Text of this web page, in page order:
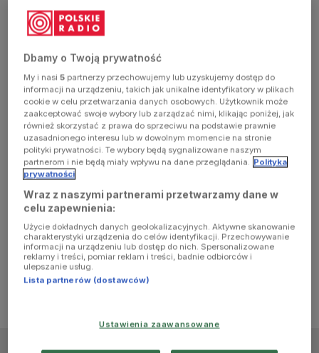
exception
has
occurred
(see the
browser
console for
more
information)
Dbamy o Twoją prywatność
My i nasi5 partnerzy przechowujemy lub uzyskujemy dostęp do
informacji na urządzeniu, takich jak unikalne identyfikatory w plikach
cookie w celu przetwarzania danych osobowych. Użytkownik może
zaakceptować swoje wybory lub zarządzać nimi, klikając poniżej, jak
również skorzystać z prawa do sprzeciwu na podstawie prawnie
uzasadnionego interesu lub w dowolnym momencie na stronie
polityki prywatności. Te wybory będą sygnalizowane naszym
partnerom i nie będą miały wpływu na dane przeglądania. Polityka
prywatności
Wraz z naszymi partnerami przetwarzamy dane w
celu zapewnienia:
Użycie dokładnych danych geolokalizacyjnych. Aktywne skanowanie
charakterystyki urządzenia do celów identyfikacji. Przechowywanie
informacji na urządzeniu lub dostęp do nich. Spersonalizowane
reklamy i treści, pomiar reklam i treści, badnie odbiorców i
ulepszanie usług.
Lista partnerów (dostawców)
Ustawienia zaawansowane